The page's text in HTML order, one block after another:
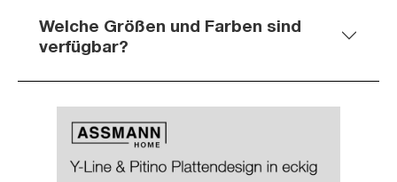
Welche Größen und Farben sind
verfügbar?